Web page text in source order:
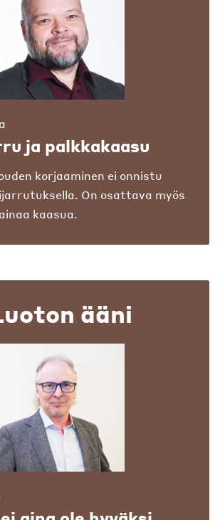
ja palkkakaasu
korjaaminen ei onnistu
On osattava myös
kaasua.
ääni